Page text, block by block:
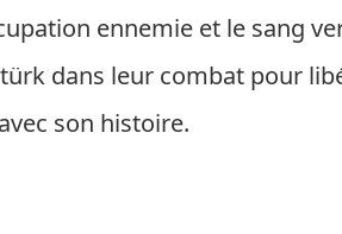
ennemie et le sang
dans leur combat pour
son histoire.